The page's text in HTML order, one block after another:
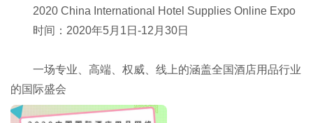
2020 China International Hotel Supplies Online Expo
时间：2020年5月1日-12月30日
一场专业、高端、权威、线上的涵盖全国酒店用品行业
的国际盛会